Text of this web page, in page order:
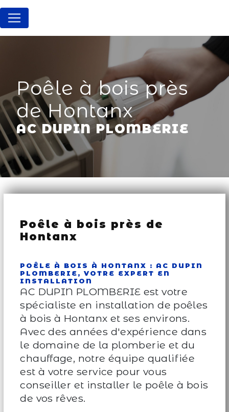
Poêle à bois près
de Hontanx
AC DUPIN PLOMBERIE
Poêle à bois près de
Hontanx
POÊLE À BOIS À HONTANX : AC DUPIN
PLOMBERIE, VOTRE EXPERT EN
INSTALLATION
AC DUPIN PLOMBERIE est votre
spécialiste en installation de poêles
à bois à Hontanx et ses environs.
Avec des années d'expérience dans
le domaine de la plomberie et du
chauffage, notre équipe qualifiée
est à votre service pour vous
conseiller et installer le poêle à bois
de vos rêves.
Panneau de gestion des cookies